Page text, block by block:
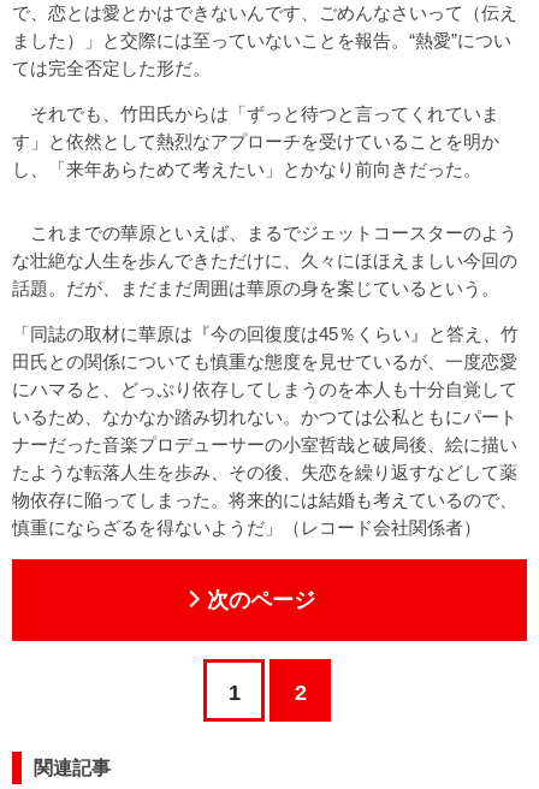
で、恋とは愛とかはできないんです、ごめんなさいって（伝え
ました）」と交際には至っていないことを報告。“熱愛”につい
ては完全否定した形だ。
それでも、竹田氏からは「ずっと待つと言ってくれていま
す」と依然として熱烈なアプローチを受けていることを明か
し、「来年あらためて考えたい」とかなり前向きだった。
これまでの華原といえば、まるでジェットコースターのよう
な壮絶な人生を歩んできただけに、久々にほほえましい今回の
話題。だが、まだまだ周囲は華原の身を案じているという。
「同誌の取材に華原は『今の回復度は45％くらい』と答え、竹
田氏との関係についても慎重な態度を見せているが、一度恋愛
にハマると、どっぷり依存してしまうのを本人も十分自覚して
いるため、なかなか踏み切れない。かつては公私ともにパート
ナーだった音楽プロデューサーの小室哲哉と破局後、絵に描い
たような転落人生を歩み、その後、失恋を繰り返すなどして薬
物依存に陥ってしまった。将来的には結婚も考えているので、
慎重にならざるを得ないようだ」（レコード会社関係者）
次のページ
1 2
関連記事